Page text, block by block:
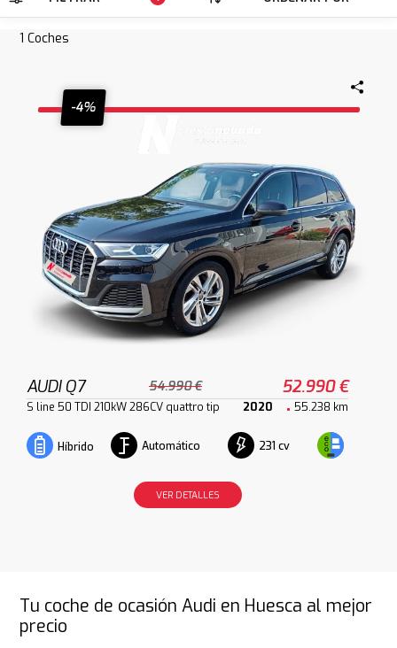
1 Coches
-4%
AUDI Q7 54.990 € 52.990 €
S line 50 TDI 210kW 286CV quattro tip 2020 55.238 km
Híbrido Automático 231 cv
VER DETALLES
Tu coche de ocasión Audi en Huesca al mejor
precio